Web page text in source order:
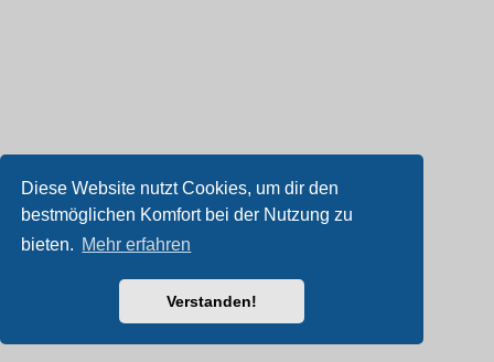
Diese Website nutzt Cookies, um dir den
bestmöglichen Komfort bei der Nutzung zu
bieten. Mehr erfahren
Verstanden!